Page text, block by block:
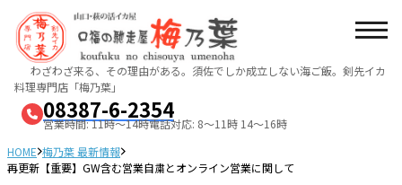
わざわざ来る、その理由がある。須佐でしか成立しない海ご飯。 剣先イカ
料理専門店「梅乃葉」
08387-6-2354
営業時間: 11時～14時電話対応: 8～11時 14～16時
HOME 梅乃葉 最新情報
再更新【重要】GW含む営業自粛とオンライン営業に関して